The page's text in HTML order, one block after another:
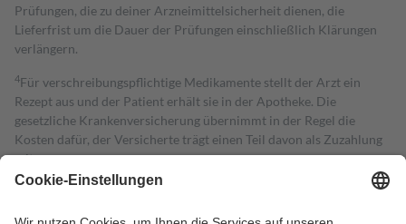
Prüfungen, die zu deiner Arzneimittelsicherheit dienen, die
Lieferfrist um die Dauer der Prüfungen einschließlich Klärungen
verlängern.
4Für verschreibungspflichtige Medikamente stellt der Arzt ein
Rezept aus und der Patient erhält sie in der Apotheke. Die
gesetzliche Krankenversicherung übernimmt in der Regel die
Kosten dafür, der Versicherte trägt einen Teil davon als Zuzahlung
mit.
Grundsätzlich leisten Mitglieder Zuzahlungen in Höhe von zehn
höchstens zehn Euro.
Es sind jedoch nie mehr als die tatsächlichen